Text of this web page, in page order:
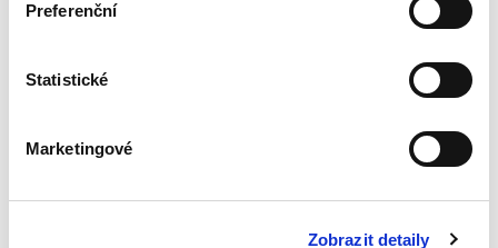
Preferenční
Statistické
Marketingové
Zobrazit detaily
nepominutelného dědice, jeho vydědění a